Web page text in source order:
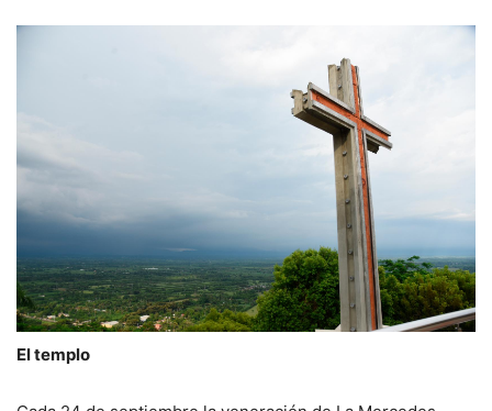
El templo